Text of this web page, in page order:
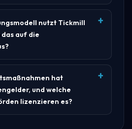
nutzt Tickmill
auf die
hat
und welche
lizenzieren es?